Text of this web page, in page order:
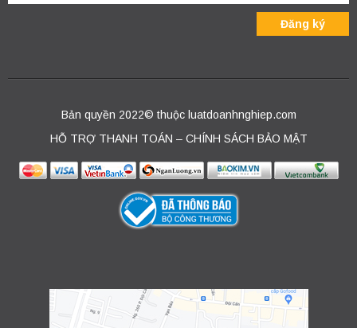
Bản quyền 2022© thuộc luatdoanhnghiep.com
HỖ TRỢ THANH TOÁN – CHÍNH SÁCH BẢO MẬT